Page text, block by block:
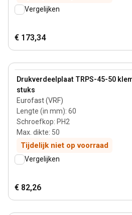
Vergelijken
€ 173,34
Drukverdeelplaat TRPS-45-50
stuks
Eurofast (VRF)
Lengte (in mm): 60
Schroefkop: PH2
Max. dikte: 50
Tijdelijk niet op voorraad
View product
Vergelijken
€ 82,26